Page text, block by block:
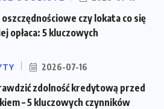
czy lokata co się
opłaca: 5 kluczowych
2026-07-16
zdolność kredytową przed
– 5 kluczowych czynników